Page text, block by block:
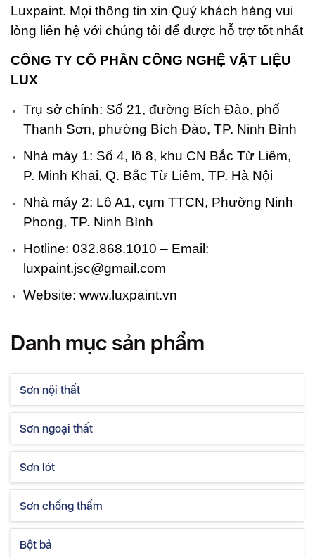
Luxpaint. Mọi thông tin xin Quý khách hàng vui
lòng liên hệ với chúng tôi để được hỗ trợ tốt nhất
CÔNG TY CỔ PHẦN CÔNG NGHỆ VẬT LIỆU
LUX
Trụ sở chính: Số 21, đường Bích Đào, phố
Thanh Sơn, phường Bích Đào, TP. Ninh Bình
Nhà máy 1: Số 4, lô 8, khu CN Bắc Từ Liêm,
P. Minh Khai, Q. Bắc Từ Liêm, TP. Hà Nội
Nhà máy 2: Lô A1, cụm TTCN, Phường Ninh
Phong, TP. Ninh Bình
Hotline: 032.868.1010 – Email:
luxpaint.jsc@gmail.com
Website: www.luxpaint.vn
Danh mục sản phẩm
Sơn nội thất
Sơn ngoại thất
Sơn lót
Sơn chống thấm
Bột bả